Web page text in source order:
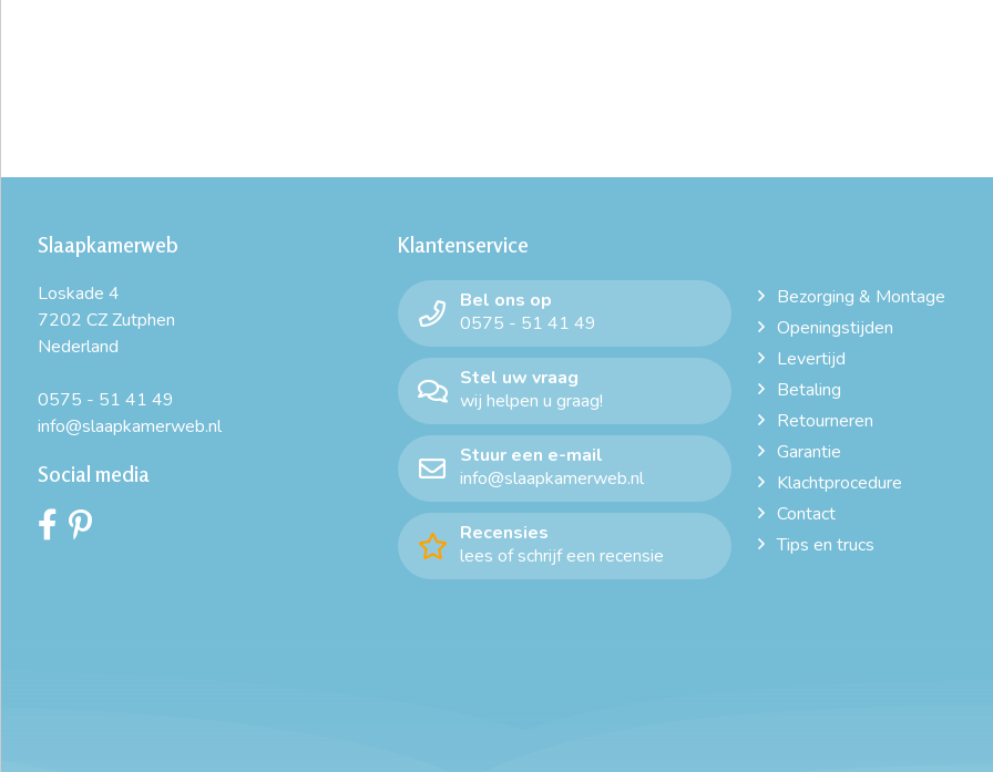
Slaapkamerweb
Loskade 4
7202 CZ Zutphen
Nederland
0575 - 51 41 49
info@slaapkamerweb.nl
Social media
Klantenservice
Bel ons op
0575 - 51 41 49
Stel uw vraag
wij helpen u graag!
Stuur een e-mail
info@slaapkamerweb.nl
Recensies
lees of schrijf een recensie
Bezorging & Montage
Openingstijden
Levertijd
Betaling
Retourneren
Garantie
Klachtprocedure
Contact
Tips en trucs